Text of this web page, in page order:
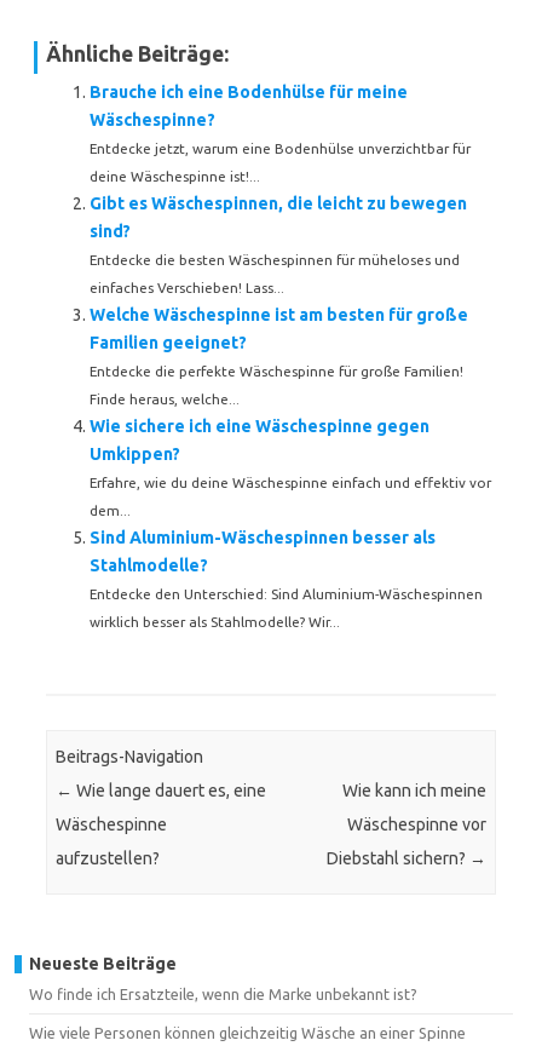
Ähnliche Beiträge:
Brauche ich eine Bodenhülse für meine
Wäschespinne?
Entdecke jetzt, warum eine Bodenhülse unverzichtbar für
deine Wäschespinne ist!...
Gibt es Wäschespinnen, die leicht zu bewegen
sind?
Entdecke die besten Wäschespinnen für müheloses und
einfaches Verschieben! Lass...
Welche Wäschespinne ist am besten für große
Familien geeignet?
Entdecke die perfekte Wäschespinne für große Familien!
Finde heraus, welche...
Wie sichere ich eine Wäschespinne gegen
Umkippen?
Erfahre, wie du deine Wäschespinne einfach und effektiv vor
dem...
Sind Aluminium-Wäschespinnen besser als
Stahlmodelle?
Entdecke den Unterschied: Sind Aluminium-Wäschespinnen
wirklich besser als Stahlmodelle? Wir...
Beitrags-Navigation
← Wie lange dauert es, eine
Wäschespinne
aufzustellen?
Wie kann ich meine
Wäschespinne vor
Diebstahl sichern? →
Neueste Beiträge
Wo finde ich Ersatzteile, wenn die Marke unbekannt ist?
Wie viele Personen können gleichzeitig Wäsche an einer Spinne